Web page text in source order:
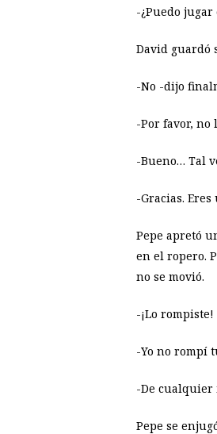
-¿Puedo jugar
David guardó
-No -dijo
-Por favor, no
-Bueno… Tal
-Gracias.
Pepe apretó
en el ropero.
no se movió.
-¡Lo
-Yo no rompí
-De cualquier
Pepe se